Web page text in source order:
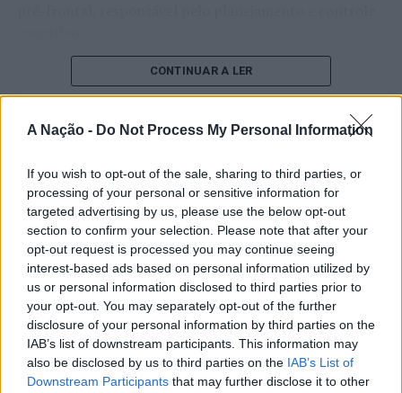
A Nação - Do Not Process My Personal Information
If you wish to opt-out of the sale, sharing to third parties, or
processing of your personal or sensitive information for
targeted advertising by us, please use the below opt-out
section to confirm your selection. Please note that after your
opt-out request is processed you may continue seeing
interest-based ads based on personal information utilized by
us or personal information disclosed to third parties prior to
your opt-out. You may separately opt-out of the further
disclosure of your personal information by third parties on the
IAB’s list of downstream participants. This information may
also be disclosed by us to third parties on the IAB’s List of
Downstream Participants that may further disclose it to other
O pesquisador afirma que plataformas digitais também
estimulam continuamente o sistema de recompensa do
cérebro, favorecendo a fadiga mental, a dificuldade de
manter a atenção e a procrastinação. Na sua visão,
aumentam a sensação de sobrecarga, enquanto o stress
prolongado pode elevar os níveis de cortisol e
prejudicar o desempenho cognitivo.
Fabiano de Abreu Agrela Rodrigues ressalta que não há
evidências de que o ambiente digital provoque mudanças
genéticas na espécie humana. A adaptação observada,
afirma, ocorre por meio da neuroplasticidade, processo
pelo qual os circuitos neurais se reorganizam em
resposta às experiências.
CONTINUAR A LER
“Millennium Estoril Open 2026”
regressou ao circuito ATP com
vitória do francês Luca Van Assche
07/08/2026
Por Ígor Lopes
O “Millennium Estoril Open 2026” decorreu entre os